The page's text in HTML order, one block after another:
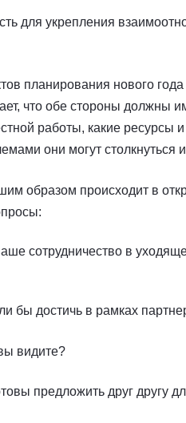
для укрепления
планирования нового
что обе стороны должны
работы, какие ресурсы
они могут столкнуться
образом происходит в
сотрудничество в
бы достичь в рамках
видите?
предложить друг другу